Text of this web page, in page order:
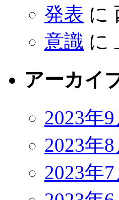
発表 に
意識 に
アーカイ
2023年9
2023年8
2023年7